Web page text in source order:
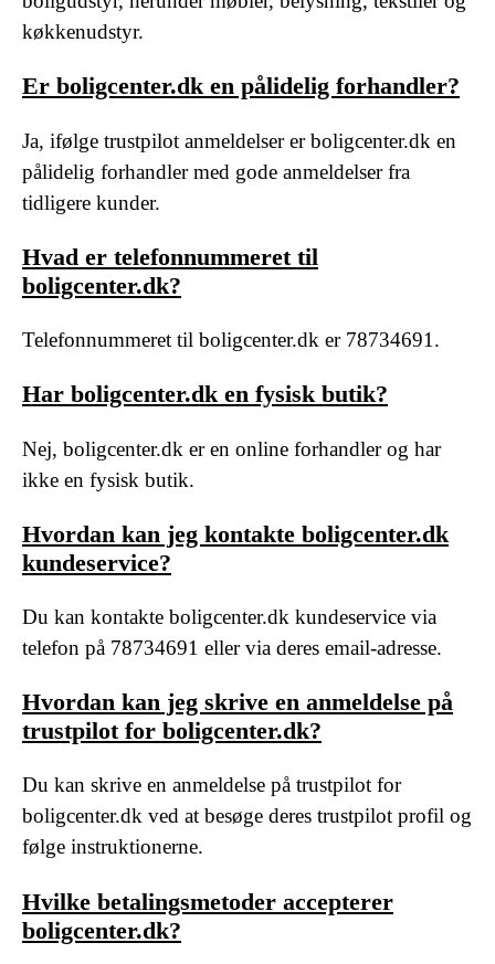
køkkenudstyr.
Er boligcenter.dk en pålidelig forhandler?
Ja, ifølge trustpilot anmeldelser er boligcenter.dk en
pålidelig forhandler med gode anmeldelser fra
tidligere kunder.
Hvad er telefonnummeret til
boligcenter.dk?
Telefonnummeret til boligcenter.dk er 78734691.
Har boligcenter.dk en fysisk butik?
Nej, boligcenter.dk er en online forhandler og har
ikke en fysisk butik.
Hvordan kan jeg kontakte boligcenter.dk
kundeservice?
Du kan kontakte boligcenter.dk kundeservice via
telefon på 78734691 eller via deres email-adresse.
Hvordan kan jeg skrive en anmeldelse på
trustpilot for boligcenter.dk?
Du kan skrive en anmeldelse på trustpilot for
boligcenter.dk ved at besøge deres trustpilot profil og
følge instruktionerne.
Hvilke betalingsmetoder accepterer
boligcenter.dk?